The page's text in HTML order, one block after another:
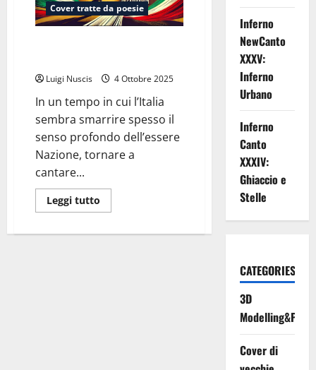
Cover tratte da poesie
Luigi Nuscis 4 Ottobre 2025
In un tempo in cui l’Italia
sembra smarrire spesso il
senso profondo dell’essere
Nazione, tornare a
cantare...
Leggi tutto
di
Inno
Inferno
NewCanto
XXXV:
Inferno
Urbano
Inferno
Canto
XXXIV:
Ghiaccio e
Stelle
CATEGORIES
3D
Cover di